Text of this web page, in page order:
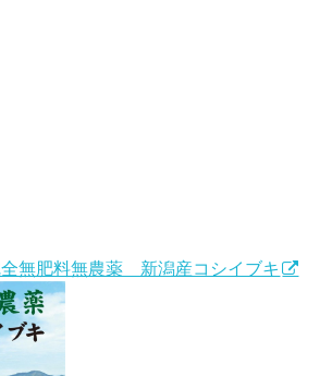
無肥料無農薬 新潟産コシイブキ